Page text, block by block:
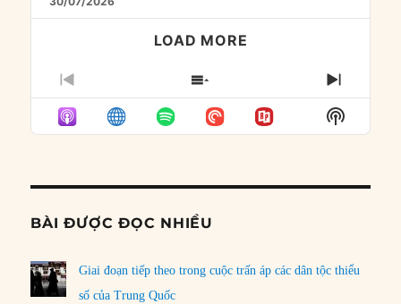
LOAD MORE
PREVIOUS
EPISODE
SHOW
EPISODES
LIST
NEXT
Show
Podcast
BÀI ĐƯỢC ĐỌC NHIỀU
Giai đoạn tiếp theo trong cuộc trấn áp các dân tộc thiểu
số của Trung Quốc